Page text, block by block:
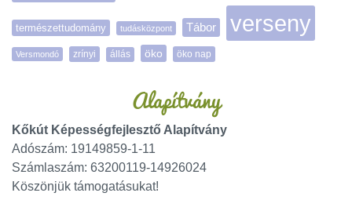
természettudomány tudásközpont Tábor verseny
Versmondó zrínyi állás öko öko nap
Alapítvány
Kőkút Képességfejlesztő Alapítvány
Adószám: 19149859-1-11
Számlaszám: 63200119-14926024
Köszönjük támogatásukat!